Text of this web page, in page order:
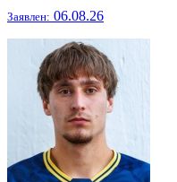
Заявлен: 06.08.26